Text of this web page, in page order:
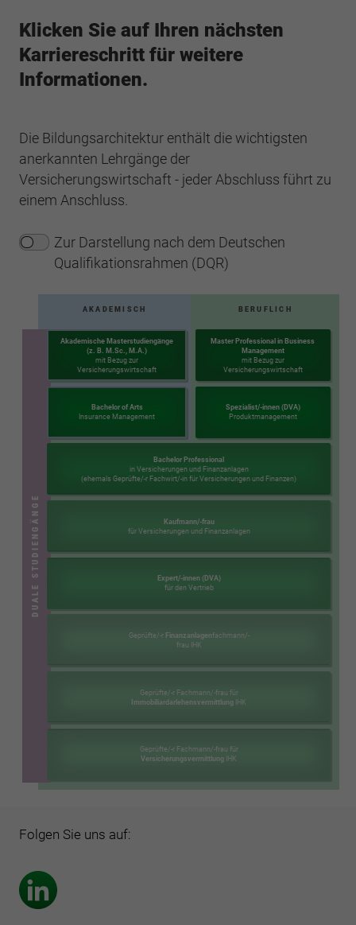
Klicken Sie auf Ihren nächsten
Karriereschritt für weitere
Informationen.
Die Bildungsarchitektur enthält die wichtigsten
anerkannten Lehrgänge der
Versicherungswirtschaft - jeder Abschluss führt zu
einem Anschluss.
Zur Darstellung nach dem Deutschen
Qualifikationsrahmen (DQR)
AKADEMISCH BERUFLICH
DUALE STUDIENGÄNGE
Akademische Masterstudiengänge
(z. B. M.Sc., M.A.)
mit Bezug zur
Versicherungswirtschaft
Bachelor of Arts
Insurance Management
Bachelor Professional
in Versicherungen und Finanzanlagen
(ehemals Geprüfte/-r Fachwirt/-in für Versicherungen und Finanzen)
Expert/-innen (DVA)
für den Vertrieb
Geprüfte/-r Fachmann/-frau für
Immobiliardarlehensvermittlung IHK
Geprüfte/-r Fachmann/-frau für
Versicherungsvermittlung IHK
Geprüfte/-r Finanzanlagenfachmann/-
frau IHK
Kaufmann/-frau
für Versicherungen und Finanzanlagen
Master Professional in Business
Management
mit Bezug zur
Versicherungswirtschaft
Spezialist/-innen (DVA)
Produktmanagement
Folgen Sie uns auf: